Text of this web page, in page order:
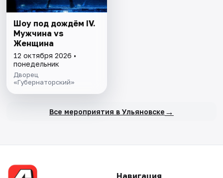
Шоу под дождём IV.
Мужчина vs
Женщина
12 октября 2026 •
понедельник
Дворец
«Губернаторский»
Все мероприятия в Ульяновске →